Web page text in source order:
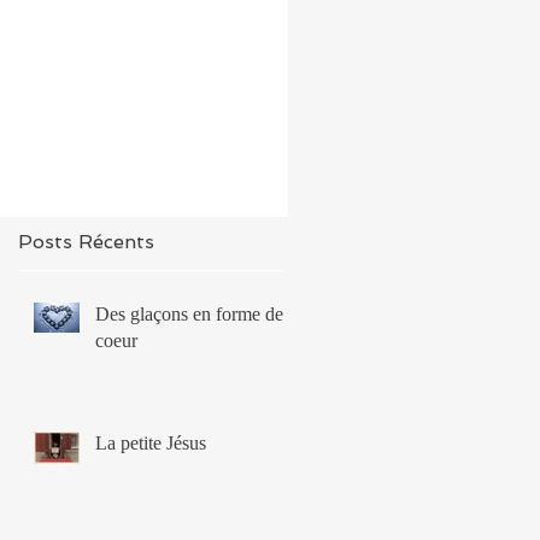
Posts Récents
Des glaçons en forme de
coeur
La petite Jésus